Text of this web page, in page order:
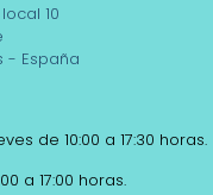
10
- España
de 10:00 a 17:30 horas.
a 17:00 horas.